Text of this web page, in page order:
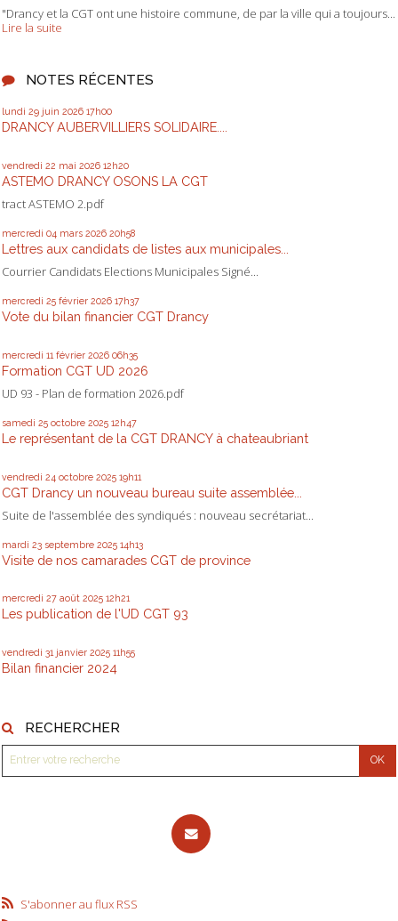
"Drancy et la CGT ont une histoire commune, de par la ville qui a toujours...
Lire la suite
NOTES RÉCENTES
lundi 29 juin 2026 17h00
DRANCY AUBERVILLIERS SOLIDAIRE....
vendredi 22 mai 2026 12h20
ASTEMO DRANCY OSONS LA CGT
tract ASTEMO 2.pdf
mercredi 04 mars 2026 20h58
Lettres aux candidats de listes aux municipales...
Courrier Candidats Elections Municipales Signé...
mercredi 25 février 2026 17h37
Vote du bilan financier CGT Drancy
mercredi 11 février 2026 06h35
Formation CGT UD 2026
UD 93 - Plan de formation 2026.pdf
samedi 25 octobre 2025 12h47
Le représentant de la CGT DRANCY à chateaubriant
vendredi 24 octobre 2025 19h11
CGT Drancy un nouveau bureau suite assemblée...
Suite de l'assemblée des syndiqués : nouveau secrétariat...
mardi 23 septembre 2025 14h13
Visite de nos camarades CGT de province
mercredi 27 août 2025 12h21
Les publication de l'UD CGT 93
vendredi 31 janvier 2025 11h55
Bilan financier 2024
RECHERCHER
S'abonner au flux RSS